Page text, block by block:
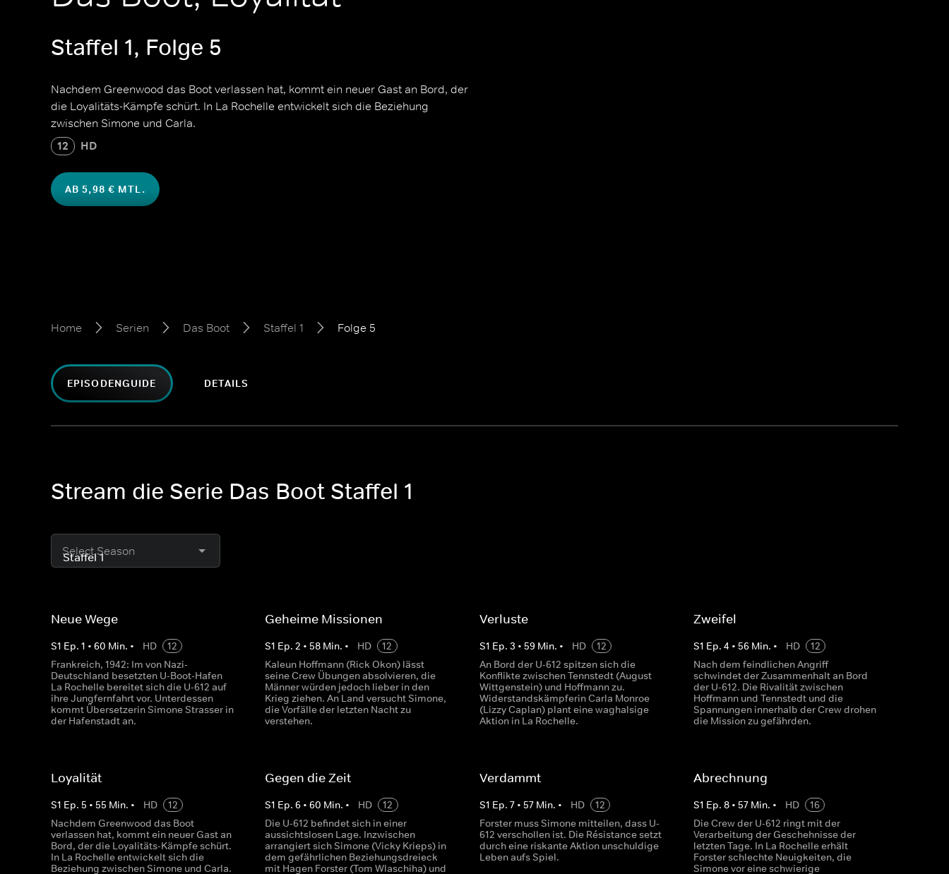
Staffel 1, Folge 5
Nachdem Greenwood das Boot verlassen hat, kommt ein neuer Gast an Bord, der
die Loyalitäts-Kämpfe schürt. In La Rochelle entwickelt sich die Beziehung
zwischen Simone und Carla.
12 HD
AB 5,98 € MTL.
Home Serien Das Boot Staffel 1 Folge 5
EPISODENGUIDE DETAILS
Stream die Serie Das Boot Staffel 1
Select Season
Neue Wege
S1 Ep. 1 • 60 Min. • HD
12
Frankreich, 1942: Im von Nazi-
Deutschland besetzten U-Boot-Hafen
La Rochelle bereitet sich die U-612 auf
ihre Jungfernfahrt vor. Unterdessen
kommt Übersetzerin Simone Strasser in
der Hafenstadt an.
Geheime Missionen
S1 Ep.2 • 58 Min. • HD
12
Kaleun Hoffmann (Rick Okon) lässt
seine Crew Übungen absolvieren, die
Männer würden jedoch lieber in den
Krieg ziehen. An Land versucht Simone,
die Vorfälle der letzten Nacht zu
verstehen.
Verluste
S1 Ep. 3 • 59Min. • HD
12
An Bord der U-612 spitzen sich die
Konflikte zwischen Tennstedt (August
Wittgenstein) und Hoffmann zu.
Widerstandskämpferin Carla Monroe
(Lizzy Caplan) plant eine waghalsige
Aktion in La Rochelle.
Zweifel
S1 Ep. 4 • 56Min. • HD
12
Nach dem feindlichen Angriff
schwindet der Zusammenhalt an Bord
der U-612. Die Rivalität zwischen
Hoffmann und Tennstedt und die
Spannungen innerhalb der Crew drohen
die Mission zu gefährden.
Loyalität
S1 Ep. 5 • 55 Min. • HD
12
Nachdem Greenwood das Boot
verlassen hat, kommt ein neuer Gast an
Bord, der die Loyalitäts-Kämpfe schürt.
In La Rochelle entwickelt sich die
Beziehung zwischen Simone und Carla.
Gegen die Zeit
S1 Ep.6 •60 Min. • HD
12
Die U-612 befindet sich in einer
aussichtslosen Lage. Inzwischen
arrangiert sich Simone (Vicky Krieps) in
dem gefährlichen Beziehungsdreieck
mit Hagen Forster (Tom Wlaschiha) und
Verdammt
S1 Ep. 7• 57Min. • HD
12
Forster muss Simone mitteilen, dass U-
612 verschollen ist. Die Résistance setzt
durch eine riskante Aktion unschuldige
Leben aufs Spiel.
Abrechnung
S1 Ep. 8• 57Min. • HD
16
Die Crew der U-612 ringt mit der
Verarbeitung der Geschehnisse der
letzten Tage. In La Rochelle erhält
Forster schlechte Neuigkeiten, die
Simone vor eine schwierige